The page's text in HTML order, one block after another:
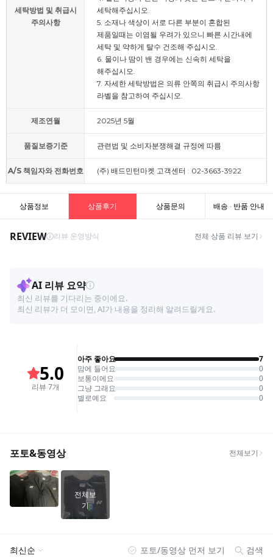
세탁방법 및 취급시
주의사항
세탁해주십시오.
5. 소재나 색상이 서로 다른 부분이 혼합된
제품일때는 이염될 우려가 있으니 빠른 시간내에
세탁 및 약하게 탈수 건조해 주십시오.
6. 물이나 땀이 밴 경우에는 신속히 세탁을
해주십시오.
7. 자세한 세탁방법은 의류 안쪽의 취급시 주의사항
라벨을 참고하여 주십시오.
제조연월 2025년 5월
품질보증기준 관련법 및 소비자분쟁해결 규정에 따름
A/S 책임자와 전화번호 (주) 배드민턴마켓 고객센터 : 02-3663-3922
상품정보 상품후기 상품문의 배송 · 반품 안내